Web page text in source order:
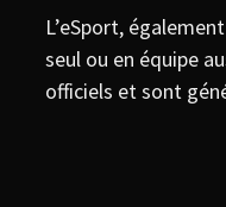
L’eSport,
seul ou en équipe
officiels et sont